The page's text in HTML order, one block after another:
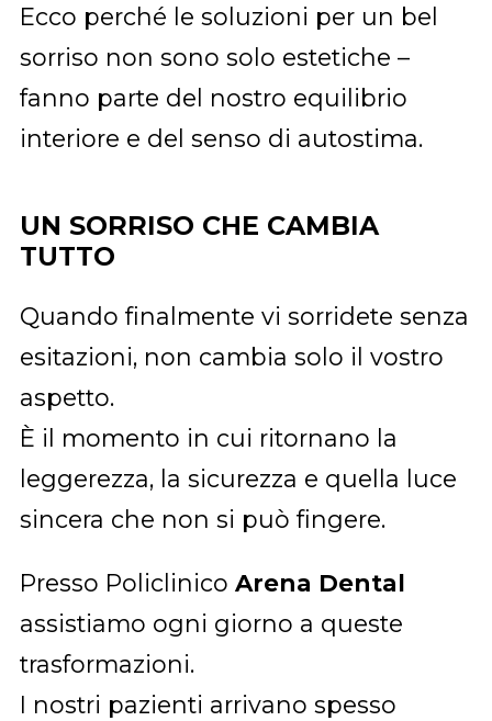
Ecco perché le soluzioni per un bel
sorriso non sono solo estetiche –
fanno parte del nostro equilibrio
interiore e del senso di autostima.
UN SORRISO CHE CAMBIA
TUTTO
Quando finalmente vi sorridete senza
esitazioni, non cambia solo il vostro
aspetto.
È il momento in cui ritornano la
leggerezza, la sicurezza e quella luce
sincera che non si può fingere.
Presso Policlinico Arena Dental
assistiamo ogni giorno a queste
trasformazioni.
I nostri pazienti arrivano spesso